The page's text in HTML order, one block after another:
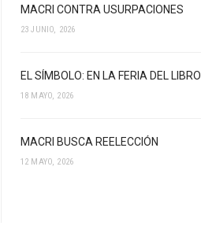
MACRI CONTRA USURPACIONES
23 JUNIO, 2026
EL SÍMBOLO: EN LA FERIA DEL LIBRO
18 MAYO, 2026
MACRI BUSCA REELECCIÓN
12 MAYO, 2026